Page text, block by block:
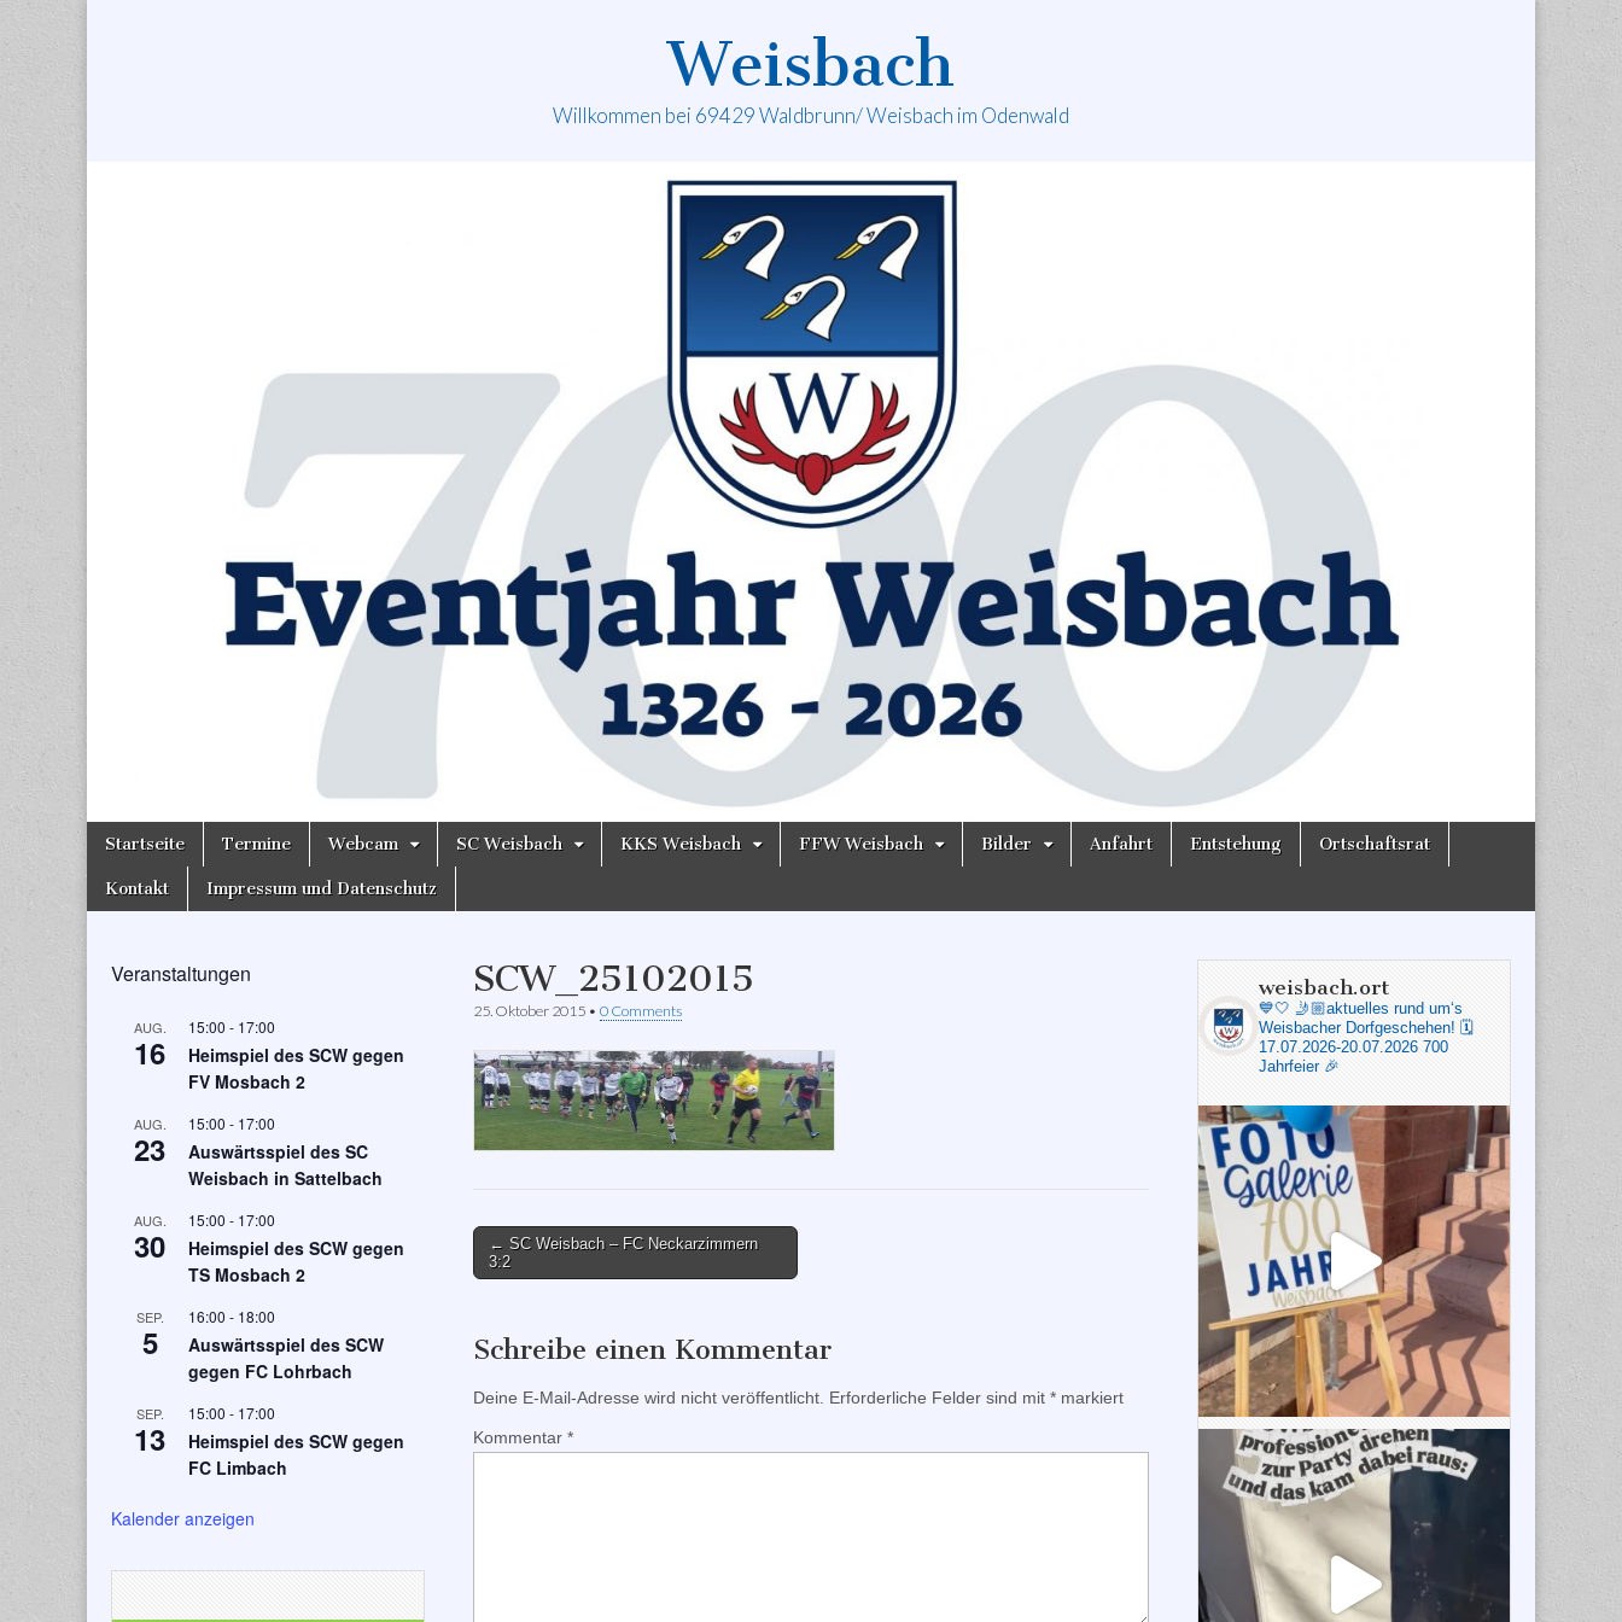
Weisbach
Willkommen bei 69429 Waldbrunn/ Weisbach im Odenwald
Main
Skip
content
Startseite Termine Webcam SC Weisbach KKS Weisbach FFW Weisbach Bilder Anfahrt Entstehung Ortschaftsrat
Kontakt Impressum und Datenschutz
SCW_25102015
25. Oktober 2015 • 0 Comments
Post
navigation
← SC Weisbach – FC Neckarzimmern
3:2
Schreibe einen Kommentar
Deine E-Mail-Adresse wird nicht veröffentlicht. Erforderliche Felder sind mit * markiert
Kommentar *
Veranstaltungen
AUG.
16
15:00 - 17:00
Heimspiel des SCW gegen
FV Mosbach 2
AUG.
23
15:00 - 17:00
Auswärtsspiel des SC
Weisbach in Sattelbach
AUG.
30
15:00 - 17:00
Heimspiel des SCW gegen
TS Mosbach 2
SEP.
5
16:00 - 18:00
Auswärtsspiel des SCW
gegen FC Lohrbach
SEP.
13
15:00 - 17:00
Heimspiel des SCW gegen
FC Limbach
Kalender anzeigen
weisbach.ort
💙🤍 🤳🏼aktuelles rund um‘s
Weisbacher Dorfgeschehen! 🗓️
17.07.2026-20.07.2026 700
Jahrfeier 🎉